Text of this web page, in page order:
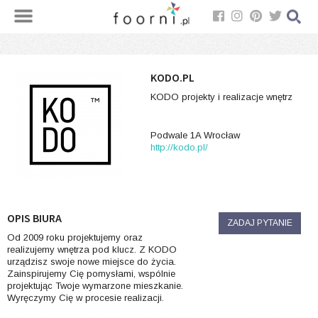
KODO.PL
KODO projekty i realizacje wnętrz
Podwale 1A Wrocław
http://kodo.pl/
OPIS BIURA
Od 2009 roku projektujemy oraz
realizujemy wnętrza pod klucz. Z KODO
urządzisz swoje nowe miejsce do życia.
Zainspirujemy Cię pomysłami, wspólnie
projektując Twoje wymarzone mieszkanie.
Wyręczymy Cię w procesie realizacji.
ZADAJ PYTANIE